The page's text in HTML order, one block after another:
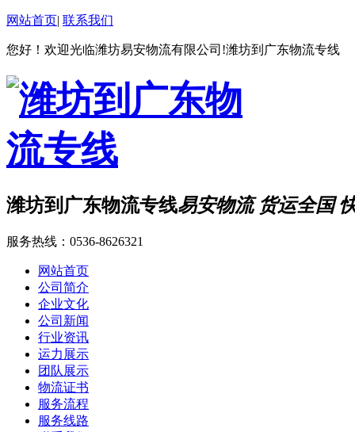
网站首页| 联系我们
您好！欢迎光临潍坊易安物流有限公司!潍坊到广东物流专线
潍坊到广东物流专线易安物流 货运全国
服务热线： 0536-8626321
网站首页
公司简介
企业文化
公司新闻
行业资讯
运力展示
团队展示
物流证书
服务流程
服务线路